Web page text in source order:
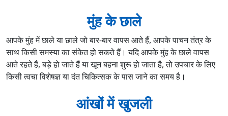
मुंह के छाले
आपके मुंह में छाले या छाले जो बार-बार वापस आते हैं, आपके पाचन तंत्र के
साथ किसी समस्या का संकेत हो सकते हैं। यदि आपके मुंह के छाले वापस
आते रहते हैं, बड़े हो जाते हैं या खून बहना शुरू हो जाता है, तो उपचार के लिए
किसी त्वचा विशेषज्ञ या दंत चिकित्सक के पास जाने का समय है।
आंखों में खुजली